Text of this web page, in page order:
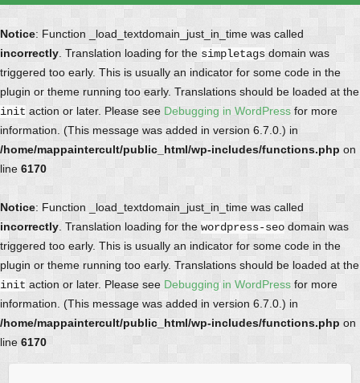
Notice: Function _load_textdomain_just_in_time was called
incorrectly . Translation loading for the simpletags domain was
triggered too early. This is usually an indicator for some code in the
plugin or theme running too early. Translations should be loaded at the
init action or later. Please see Debugging in WordPress for more
information. (This message was added in version 6.7.0.) in
/home/mappaintercult/public_html/wp-includes/functions.php on
line 6170
Notice: Function _load_textdomain_just_in_time was called
incorrectly . Translation loading for the wordpress-seo domain was
triggered too early. This is usually an indicator for some code in the
plugin or theme running too early. Translations should be loaded at the
init action or later. Please see Debugging in WordPress for more
information. (This message was added in version 6.7.0.) in
/home/mappaintercult/public_html/wp-includes/functions.php on
line 6170